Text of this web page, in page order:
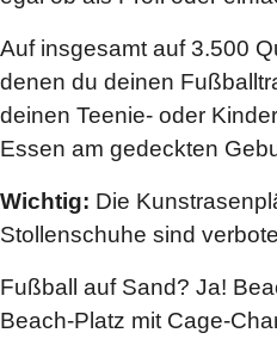
Auf insgesamt auf 3.500
denen du deinen
deinen Teenie- oder
Essen am gedeckten
Wichtig: Die
Stollenschuhe sind
Fußball auf Sand? Ja!
Beach-Platz mit Cage-